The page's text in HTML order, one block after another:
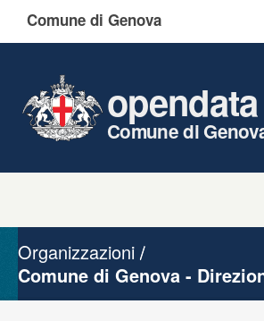
Comune di Genova
opendata
Comune di
Gruppi
Organizzazioni
Comune di Genova -